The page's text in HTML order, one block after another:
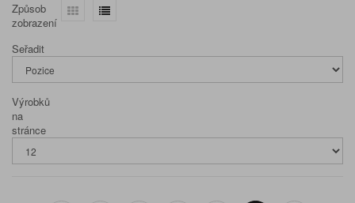
Způsob
zobrazení
Seřadit
Výrobků
na
stránce